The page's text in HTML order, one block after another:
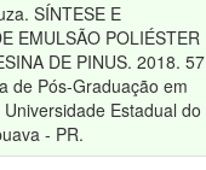
SÍNTESE E
EMULSÃO POLIÉSTER
DE PINUS. 2018.
de Pós-Graduação em
Estadual do
- PR.